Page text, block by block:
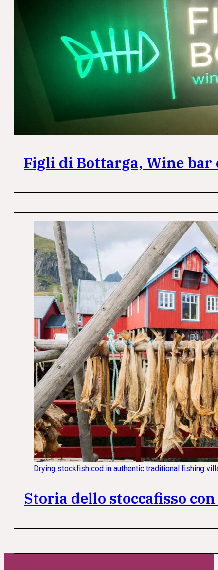
Figli di Bottarga, Wine bar
Drying stockfish cod in authentic traditional fishing
Storia dello stoccafisso